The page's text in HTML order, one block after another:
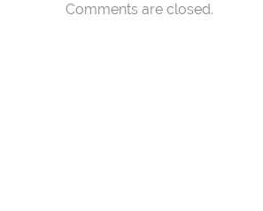
Comments are closed.